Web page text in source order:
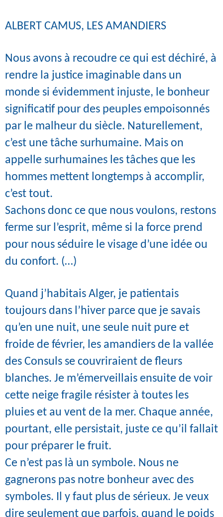
ALBERT CAMUS, LES AMANDIERS
Nous avons à recoudre ce qui est déchiré, à
rendre la justice imaginable dans un
monde si évidemment injuste, le bonheur
significatif pour des peuples empoisonnés
par le malheur du siècle. Naturellement,
c’est une tâche surhumaine. Mais on
appelle surhumaines les tâches que les
hommes mettent longtemps à accomplir,
c’est tout.
Sachons donc ce que nous voulons, restons
ferme sur l’esprit, même si la force prend
pour nous séduire le visage d’une idée ou
du confort. (…)
Quand j’habitais Alger, je patientais
toujours dans l’hiver parce que je savais
qu’en une nuit, une seule nuit pure et
froide de février, les amandiers de la vallée
des Consuls se couvriraient de fleurs
blanches. Je m’émerveillais ensuite de voir
cette neige fragile résister à toutes les
pluies et au vent de la mer. Chaque année,
pourtant, elle persistait, juste ce qu’il fallait
pour préparer le fruit.
Ce n’est pas là un symbole. Nous ne
gagnerons pas notre bonheur avec des
symboles. Il y faut plus de sérieux. Je veux
dire seulement que parfois, quand le poids